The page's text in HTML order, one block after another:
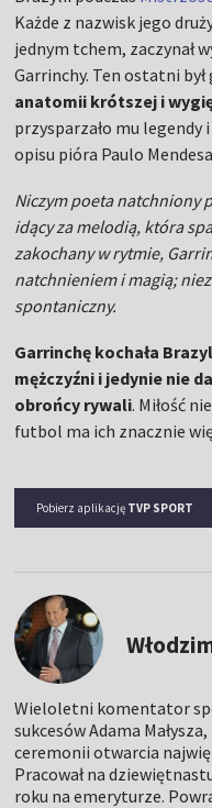
Każde z nazwisk jego
jednym tchem, zaczynał
Garrinchy. Ten ostatni
anatomii krótszej i
przysparzało mu legendy
opisu pióra Paulo
Niczym poeta natchniony
idący za melodią, która
zakochany w rytmie,
natchnieniem i magią;
spontaniczny.
Garrinchę kochała
mężczyźni i jedynie nie
obrońcy rywali. Miłość
futbol ma ich znacznie
Pobierz aplikację TVP SPORT
Wieloletni komentator
sukcesów Adama
ceremonii otwarcia
Pracował na
roku na emeryturze.